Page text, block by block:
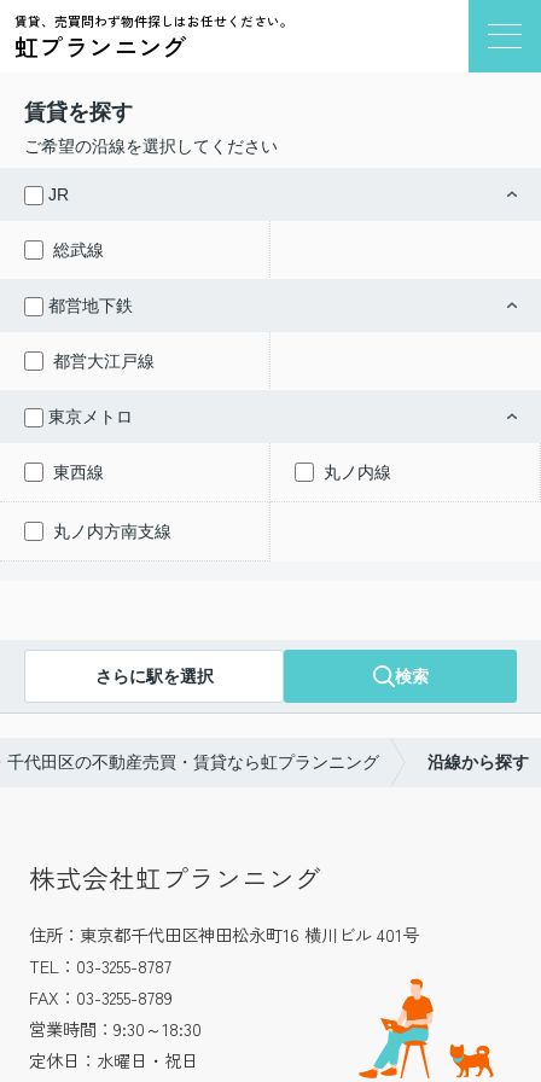
賃貸、売買問わず物件探しはお任せください。
虹プランニング
賃貸を探す
ご希望の沿線を選択してください
JR
総武線
都営地下鉄
都営大江戸線
東京メトロ
東西線 丸ノ内線
丸ノ内方南支線
さらに駅を選択 検索
千代田区の不動産売買・賃貸なら虹プランニング 沿線から探す
株式会社虹プランニング
住所：東京都千代田区神田松永町16 横川ビル 401号
TEL：03-3255-8787
FAX：03-3255-8789
営業時間：9:30～18:30
定休日：水曜日・祝日